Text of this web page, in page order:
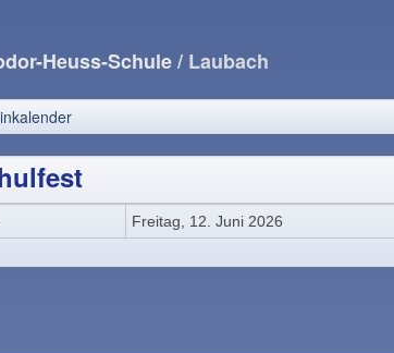
Heuss-Schule/ Laubach
Freitag, 12. Juni 2026